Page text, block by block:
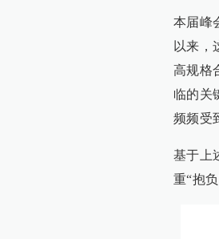
本届峰
以来，
高规格
临的关
频频受
基于上
重“抱负